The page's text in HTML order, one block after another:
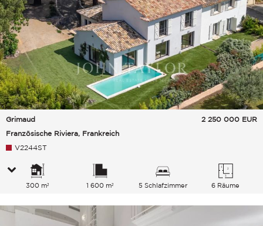
Grimaud
Französische Riviera, Frankreich
2 250 000 EUR
V2244ST
300 m² 1 600 m² 5 Schlafzimmer 6 Räume